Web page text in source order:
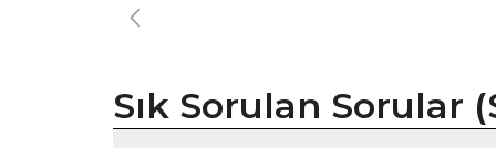
Sık Sorulan Sorular